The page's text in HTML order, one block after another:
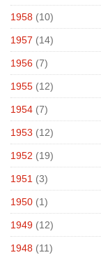
1958 (10)
1957 (14)
1956 (7)
1955 (12)
1954 (7)
1953 (12)
1952 (19)
1951 (3)
1950 (1)
1949 (12)
1948 (11)